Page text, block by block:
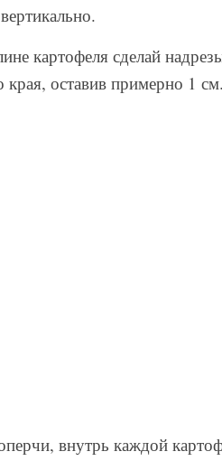
картофеля сделай
края, оставив примерно 1 см.
внутрь каждой